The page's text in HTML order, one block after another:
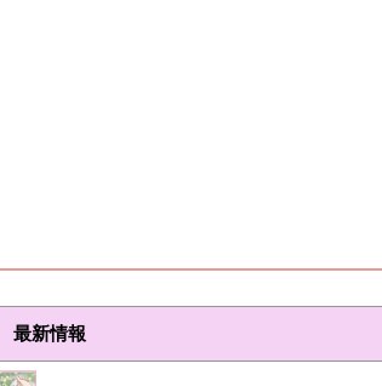
最新情報